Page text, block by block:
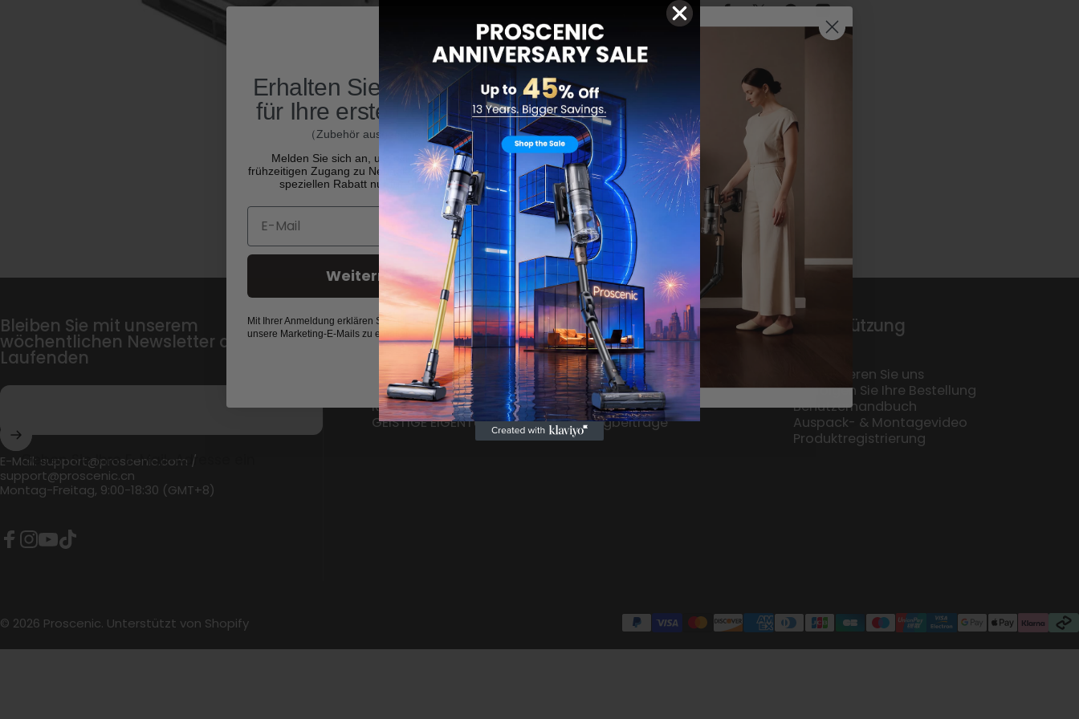
Share: Auf Facebook teilen
Teilen auf X
Auf Pinterest pinnen
Per E-Mail teilen
Bleiben Sie mit unserem
wöchentlichen Newsletter auf dem
Laufenden
Geben Sie Ihre E-Mail-Adresse ein
E-Mail: support@proscenic.com /
support@proscenic.cn
Montag-Freitag, 9:00-18:30 (GMT+8)
Richtlinien
Datenschutzrichtlinie
Versandbedingungen
Geschäftsbedingungen
Rückgabe und Garantie
GEISTIGE EIGENTUMSRECHTE
Entdecken
Alle Produkte
Zubehör
Partnerprogramm
Studentenrabatt
Blogbeiträge
Unterstützung
Kontaktieren Sie uns
Verfolgen Sie Ihre Bestellung
Benutzerhandbuch
Auspack- & Montagevideo
Produktregistrierung
© 2026 Proscenic. Unterstützt von Shopify
Erhalten Sie 10 € Rabatt
für Ihre erste Bestellung
（Zubehör ausgeschlossen）
Melden Sie sich an, um exklusive Angebote,
frühzeitigen Zugang zu Neuankömmlingen und einen
speziellen Rabatt nur für Sie zu erhalten.
E-Mail
Weitermachen
Mit Ihrer Anmeldung erklären Sie sich damit einverstanden,
unsere Marketing-E-Mails zu erhalten.